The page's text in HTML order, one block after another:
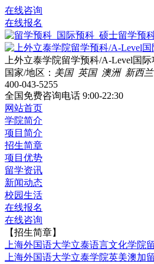
在线咨询
在线报名
上外立泰学院留学预科/A-Level国
国家/地区： 美国 英国 澳洲 新西
400-043-5255
全国免费咨询电话 9:00-22:30
网站首页
学院简介
项目简介
招生简章
项目优势
留学资讯
新闻动态
校园生活
在线报名
在线咨询
【招生简章】
上海外国语大学立泰语言文化学院
上海外国语大学立泰学院英美澳加